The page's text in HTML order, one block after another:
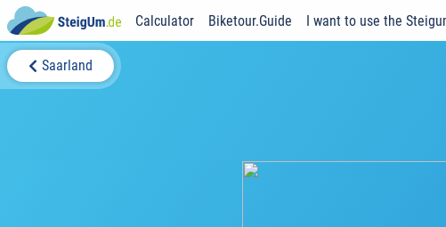
Calculator Biketour.Guide I want to use the
Saarland